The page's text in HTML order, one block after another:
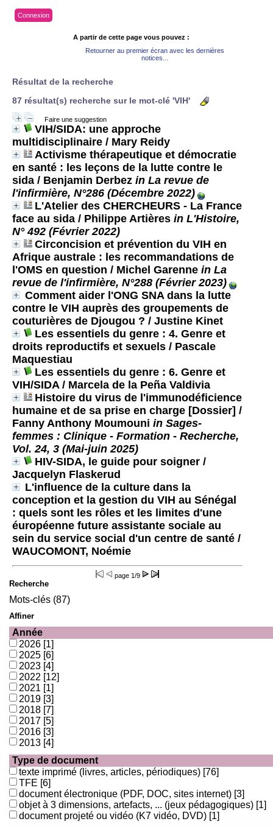
Connexion
A partir de cette page vous pouvez :
Retourner au premier écran avec les dernières
notices...
Résultat de la recherche
87 résultat(s) recherche sur le mot-clé 'VIH'
Faire une suggestion
VIH/SIDA: une approche
multidisciplinaire / Mary Reidy
Activisme thérapeutique et démocratie
en santé : les leçons de la lutte contre le
sida / Benjamin Derbez in La revue de
l'infirmière, N°286 (Décembre 2022)
L'Atelier des CHERCHEURS - La France
face au sida / Philippe Artières in L'Histoire,
N° 492 (Février 2022)
Circoncision et prévention du VIH en
Afrique australe : les recommandations de
l'OMS en question / Michel Garenne in La
revue de l'infirmière, N°288 (Février 2023)
Comment aider l'ONG SNA dans la lutte
contre le VIH auprès des groupements de
couturières de Djougou ? / Justine Kinet
Les essentiels du genre : 4. Genre et
droits reproductifs et sexuels / Pascale
Maquestiau
Les essentiels du genre : 6. Genre et
VIH/SIDA / Marcela de la Peña Valdivia
Histoire du virus de l'immunodéficience
humaine et de sa prise en charge [Dossier] /
Fanny Anthony Moumouni in Sages-
femmes : Clinique - Formation - Recherche,
Vol. 24, 3 (Mai-juin 2025)
HIV-SIDA, le guide pour soigner /
Jacquelyn Flaskerud
L'influence de la culture dans la
conception et la gestion du VIH au Sénégal
: quels sont les rôles et les limites d'une
éuropéenne future assistante sociale au
sein du service social d'un centre de santé /
WAUCOMONT, Noémie
page 1/9
Recherche
Mots-clés (87)
Affiner
Année
2026 [1]
2025 [6]
2023 [4]
2022 [12]
2021 [1]
2019 [3]
2018 [7]
2017 [5]
2016 [3]
2013 [4]
Type de document
texte imprimé (livres, articles, périodiques) [76]
TFE [6]
document électronique (PDF, DOC, sites internet) [3]
objet à 3 dimensions, artefacts, ... (jeux pédagogiques) [1]
document projeté ou vidéo (K7 vidéo, DVD) [1]